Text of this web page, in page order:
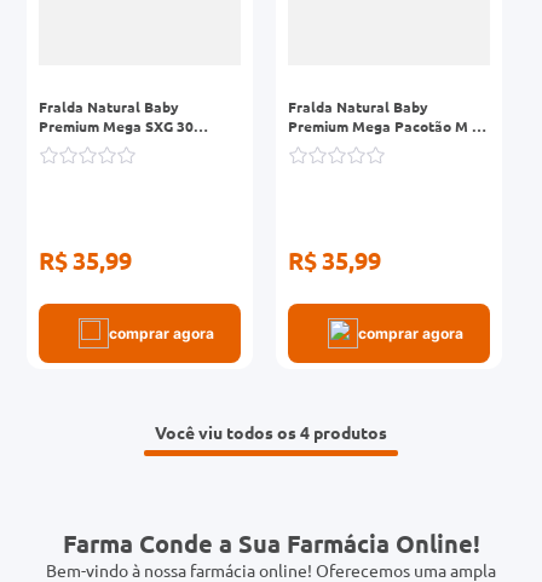
Fralda Natural Baby
Premium Mega SXG 30
Unidades
R$ 35,99
comprar agora
Fralda Natural Baby
Premium Mega Pacotão M 44
Unidades
R$ 35,99
comprar agora
Você viu todos os 4
Farma Conde a Sua Farmácia Online!
Bem-vindo à nossa farmácia online! Oferecemos uma ampla